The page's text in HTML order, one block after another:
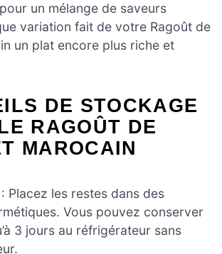
pour un mélange de saveurs
variation fait de votre Ragoût de
un plat encore plus riche et
DE STOCKAGE
RAGOÛT DE
MAROCAIN
: Placez les restes dans des
Vous pouvez conserver
3 jours au réfrigérateur sans